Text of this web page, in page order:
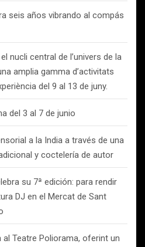
seis años vibrando al compás
nucli central de l’univers de la
amplia gamma d’activitats
del 9 al 13 de juny.
del 3 al 7 de junio
a la India a través de una
y coctelería de autor
su 7ª edición: para rendir
DJ en el Mercat de Sant
al Teatre Poliorama, oferint un